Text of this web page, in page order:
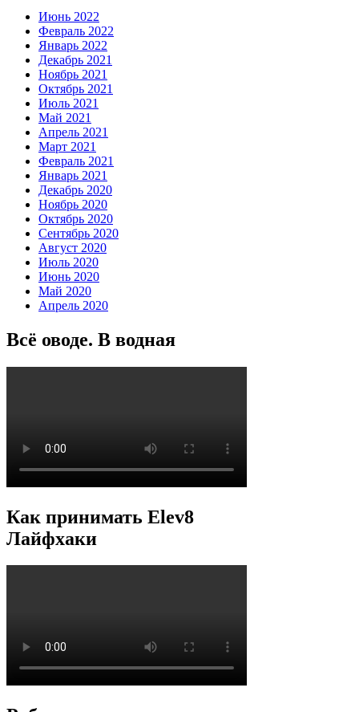
Июнь 2022
Февраль 2022
Январь 2022
Декабрь 2021
Ноябрь 2021
Октябрь 2021
Июль 2021
Май 2021
Апрель 2021
Март 2021
Февраль 2021
Январь 2021
Декабрь 2020
Ноябрь 2020
Октябрь 2020
Сентябрь 2020
Август 2020
Июль 2020
Июнь 2020
Май 2020
Апрель 2020
Всё оводе. В водная
Как принимать Elev8
Лайфхаки